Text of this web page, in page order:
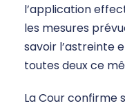
l’application
les mesures
savoir l’astreinte
toutes deux ce
La Cour confirme